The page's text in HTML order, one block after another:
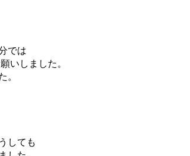
では
いしました。
。
しても